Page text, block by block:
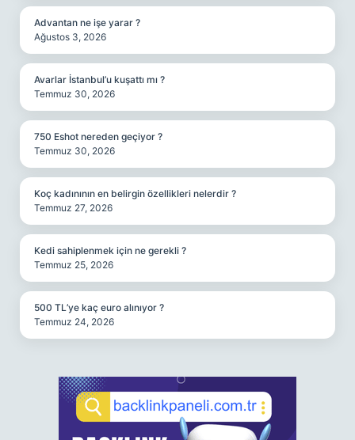
Advantan ne işe yarar ?
Ağustos 3, 2026
Avarlar İstanbul’u kuşattı mı ?
Temmuz 30, 2026
750 Eshot nereden geçiyor ?
Temmuz 30, 2026
Koç kadınının en belirgin özellikleri nelerdir ?
Temmuz 27, 2026
Kedi sahiplenmek için ne gerekli ?
Temmuz 25, 2026
500 TL’ye kaç euro alınıyor ?
Temmuz 24, 2026